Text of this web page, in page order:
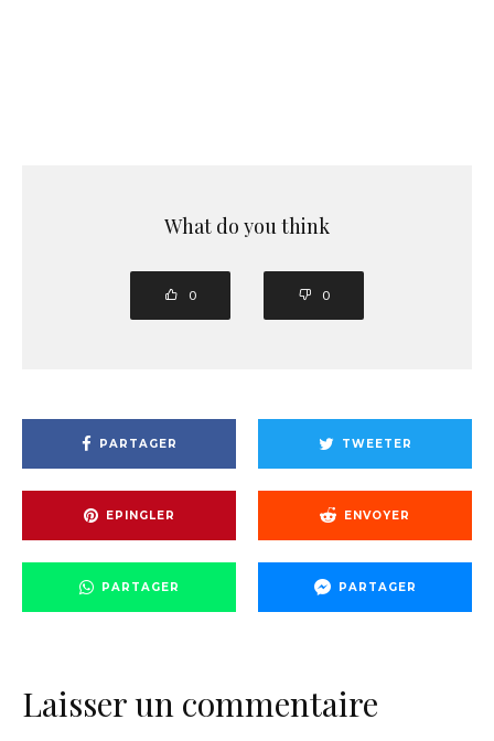
What do you think
0 0
PARTAGER TWEETER
EPINGLER ENVOYER
PARTAGER PARTAGER
Laisser un commentaire